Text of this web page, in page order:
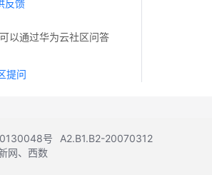
反馈
以通过华为云社区问答
提问
号
A2.B1.B2-20070312
网、西数